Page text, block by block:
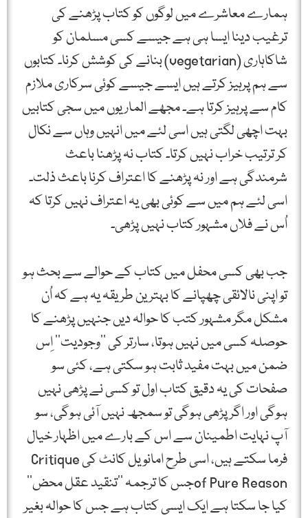
ہمارے معاشرے میں لوگوں کو کتاب پڑھنے کی
ترغیب دینا ایسا ہی ہے جیسے کسی مسلمان کو
شاکاہاری (vegetarian) بنانے کی کوشش کرنا۔ کتابوں
سے ہم پرہیز کرتے ہیں ایسے جیسے کوئی سرکاری ملازم
کام سے پرہیز کرتا ہے۔ مجھے الماریوں میں سجی کتابیں
بہت اچھی لگتی ہیں اسی لئے میں انہیں وہاں سے نکال
کر ترتیب خراب نہیں کرتا۔ کتاب نہ پڑھنا باعث
شرمندگی ہے اور نہ پڑھنے کا اعتراف کرنا باعث ذلت۔
اسی لئے ہم میں سے کوئی بھی یہ اعتراف نہیں کرتا کہ
اُس نے فلاں مشہور کتاب نہیں پڑھی۔
جب بھی کسی محفل میں کتاب کے حوالے سے بحث ہو
تو اپنی نالائقی چھپانے کا بہترین طریقہ یہ ہے کہ اُن
مشکل مگر مشہور کتب کا حوالہ دیں جنہیں پڑھنے کا
حوصلہ کسی میں نہیں ہوتا، سارتر کی ’’وجودیت‘‘ اِس
ضمن میں بہت مفید ثابت ہو سکتی ہے، کئی سو
صفحات کی یہ دقیق کتاب اول تو کسی نے پڑھی نہیں
ہوگی اور اگر پڑھی ہوگی تو سمجھ نہیں آئی ہوگی، سو
آپ نہایت اطمینان سے اس کے بارے میں اظہار خیال
فرما سکتے ہیں، اسی طرح امانویل کانٹ کی Critique
of Pure Reasonجس کا ترجمہ ’’تنقید عقل محض‘‘
کیا جا سکتا ہے ایک ایسی کتاب ہے جس کا حوالہ بغیر